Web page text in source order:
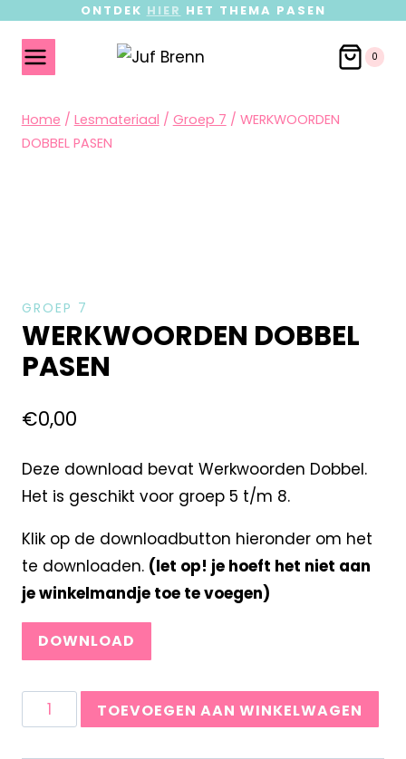
ONTDEK HIER HET THEMA PASEN
0
Home / Lesmateriaal / Groep 7 / WERKWOORDEN
DOBBEL PASEN
GROEP 7
WERKWOORDEN DOBBEL
PASEN
€0,00
Deze download bevat Werkwoorden Dobbel.
Het is geschikt voor groep 5 t/m 8.
Klik op de downloadbutton hieronder om het
te downloaden. (let op! je hoeft het niet aan
je winkelmandje toe te voegen)
DOWNLOAD
TOEVOEGEN AAN WINKELWAGEN